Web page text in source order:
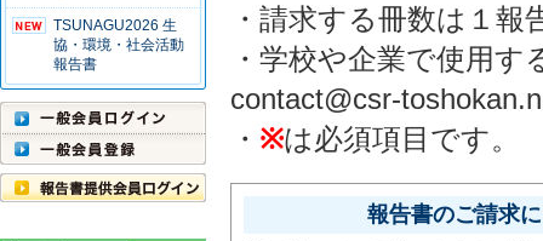
TSUNAGU2026 生
協・環境・社会活動
報告書
・請求する冊数は１
・学校や企業で使用
contact@csr-
・ ※は必須項目です。
報告書のご請求